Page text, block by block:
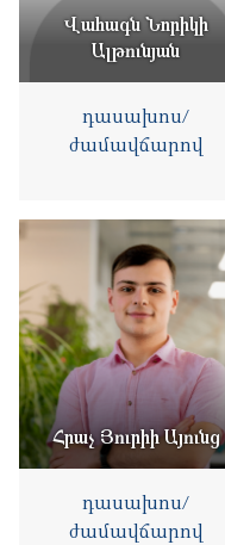
Վահագն Նորիկի
Ալթունյան
դասախոս/
ժամավճարով
Հրաչ Յուրիի Այունց
դասախոս/
ժամավճարով